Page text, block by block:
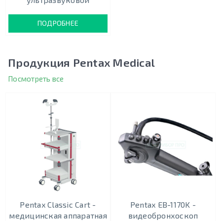
ПОДРОБНЕЕ
Продукция Pentax Medical
Посмотреть все
Pentax Classic Cart -
медицинская аппаратная
Pentax EB-1170K -
видеобронхоскоп